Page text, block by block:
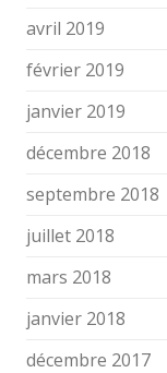
avril 2019
février 2019
janvier 2019
décembre 2018
septembre 2018
juillet 2018
mars 2018
janvier 2018
décembre 2017